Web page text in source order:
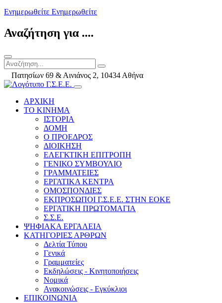
Ενημερωθείτε Ενημερωθείτε
Αναζήτηση για ....
Πατησίων 69 & Αινιάνος 2, 10434 Αθήνα
ΑΡΧΙΚΗ
ΤΟ ΚΙΝΗΜΑ
ΙΣΤΟΡΙΑ
ΔΟΜΗ
Ο ΠΡΟΕΔΡΟΣ
ΔΙΟΙΚΗΣΗ
ΕΛΕΓΚΤΙΚΗ ΕΠΙΤΡΟΠΗ
ΓΕΝΙΚΟ ΣΥΜΒΟΥΛΙΟ
ΓΡΑΜΜΑΤΕΙΕΣ
ΕΡΓΑΤΙΚΑ ΚΕΝΤΡΑ
ΟΜΟΣΠΟΝΔΙΕΣ
ΕΚΠΡΟΣΩΠΟΙ Γ.Σ.Ε.Ε. ΣΤΗΝ ΕΟΚΕ
ΕΡΓΑΤΙΚΗ ΠΡΩΤΟΜΑΓΙΑ
Σ.Σ.Ε.
ΨΗΦΙΑΚΑ ΕΡΓΑΛΕΙΑ
ΚΑΤΗΓΟΡΙΕΣ ΑΡΘΡΩΝ
Δελτία Τύπου
Γενικά
Γραμματείες
Εκδηλώσεις - Κινητοποιήσεις
Νομικά
Ανακοινώσεις - Εγκύκλιοι
ΕΠΙΚΟΙΝΩΝΙΑ